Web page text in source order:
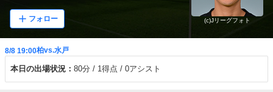
フォロー (c)Jリーグフォト
8/8 19:00柏vs.水戸
本日の出場状況： 80分 1得点 0アシスト